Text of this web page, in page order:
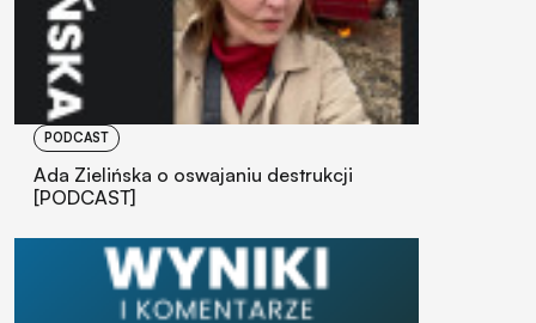
PODCAST
Ada Zielińska o oswajaniu destrukcji
[PODCAST]